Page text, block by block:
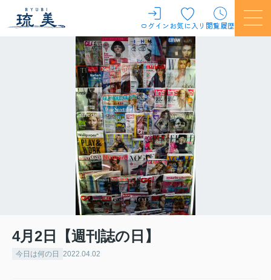
ログインお気に入り 閲覧履歴
4月2日【週刊誌の日】
今日は何の日 2022.04.02